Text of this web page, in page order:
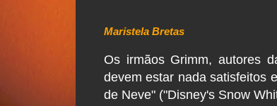
Maristela Bretas
Os irmãos Grimm, autores
devem estar nada satisfeitos
de Neve" ("Disney's Snow